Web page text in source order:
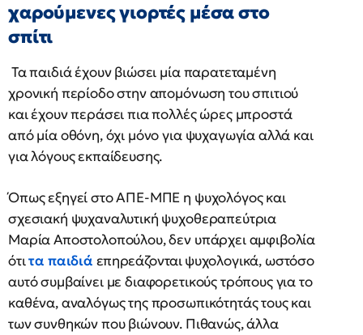
χαρούμενες γιορτές μέσα στο
σπίτι
Τα παιδιά έχουν βιώσει μία παρατεταμένη
χρονική περίοδο στην απομόνωση του σπιτιού
και έχουν περάσει πια πολλές ώρες μπροστά
από μία οθόνη, όχι μόνο για ψυχαγωγία αλλά και
για λόγους εκπαίδευσης.
Όπως εξηγεί στο ΑΠΕ-ΜΠΕ η ψυχολόγος και
σχεσιακή ψυχαναλυτική ψυχοθεραπεύτρια
Μαρία Αποστολοπούλου, δεν υπάρχει αμφιβολία
ότιτα παιδιά επηρεάζονται ψυχολογικά, ωστόσο
αυτό συμβαίνει με διαφορετικούς τρόπους για το
καθένα, αναλόγως της προσωπικότητάς τους και
των συνθηκών που βιώνουν. Πιθανώς, άλλα